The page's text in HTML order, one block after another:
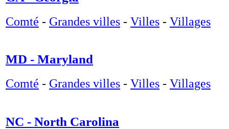
Comté - Grandes villes - Villes - Villages
MD - Maryland
Comté - Grandes villes - Villes - Villages
NC - North Carolina